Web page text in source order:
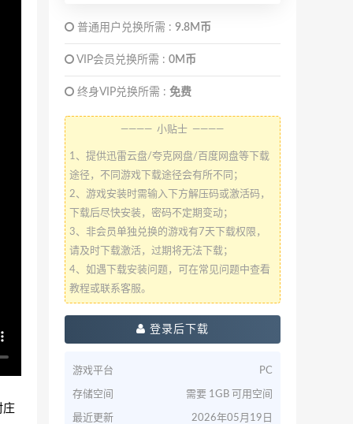
庄
普通用户兑换所需 : 9.8M币
VIP会员兑换所需 : 0M币
终身VIP兑换所需 : 免费
———— 小贴士 ————
1、提供迅雷云盘/夸克网盘/百度网盘等下载
途径，不同游戏下载途径会有所不同；
2、游戏安装时需输入下方解压码或激活码，
下载后尽快安装，密码不定期变动；
3、非会员单独兑换的游戏有7天下载权限，
请及时下载激活，过期将无法下载；
4、如遇下载安装问题，可在常见问题中查看
教程或联系客服。
登录后下载
游戏平台 PC
存储空间 需要 1GB 可用空间
最近更新 2026年05月19日